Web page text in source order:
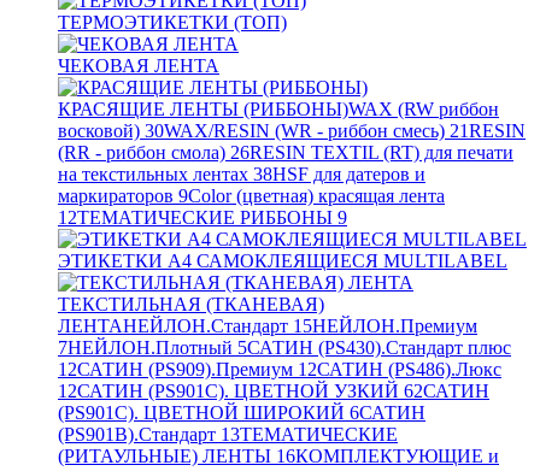
ТЕРМОЭТИКЕТКИ (ТОП)
ЧЕКОВАЯ ЛЕНТА
КРАСЯЩИЕ ЛЕНТЫ (РИББОНЫ)WAX (RW риббон
восковой) 30WAX/RESIN (WR - риббон смесь) 21RESIN
(RR - риббон смола) 26RESIN TEXTIL (RT) для печати
на текстильных лентах 38HSF для датеров и
маркираторов 9Color (цветная) красящая лента
12ТЕМАТИЧЕСКИЕ РИББОНЫ 9
ЭТИКЕТКИ А4 САМОКЛЕЯЩИЕСЯ MULTILABEL
ТЕКСТИЛЬНАЯ (ТКАНЕВАЯ)
ЛЕНТАНЕЙЛОН.Стандарт 15НЕЙЛОН.Премиум
7НЕЙЛОН.Плотный 5САТИН (PS430).Стандарт плюс
12САТИН (PS909).Премиум 12САТИН (PS486).Люкс
12САТИН (PS901C). ЦВЕТНОЙ УЗКИЙ 62САТИН
(PS901C). ЦВЕТНОЙ ШИРОКИЙ 6САТИН
(PS901B).Стандарт 13ТЕМАТИЧЕСКИЕ
(РИТАУЛЬНЫЕ) ЛЕНТЫ 16КОМПЛЕКТУЮЩИЕ и